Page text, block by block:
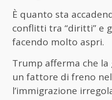
È quanto sta
conflitti tra “diritti” e
facendo molto aspri.
Trump afferma che
un fattore di freno
l’immigrazione